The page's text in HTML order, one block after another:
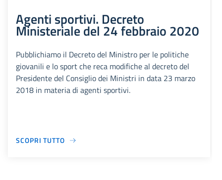
Agenti sportivi. Decreto
Ministeriale del 24 febbraio 2020
Pubblichiamo il Decreto del Ministro per le politiche
giovanili e lo sport che reca modifiche al decreto del
Presidente del Consiglio dei Ministri in data 23 marzo
2018 in materia di agenti sportivi.
SCOPRI TUTTO